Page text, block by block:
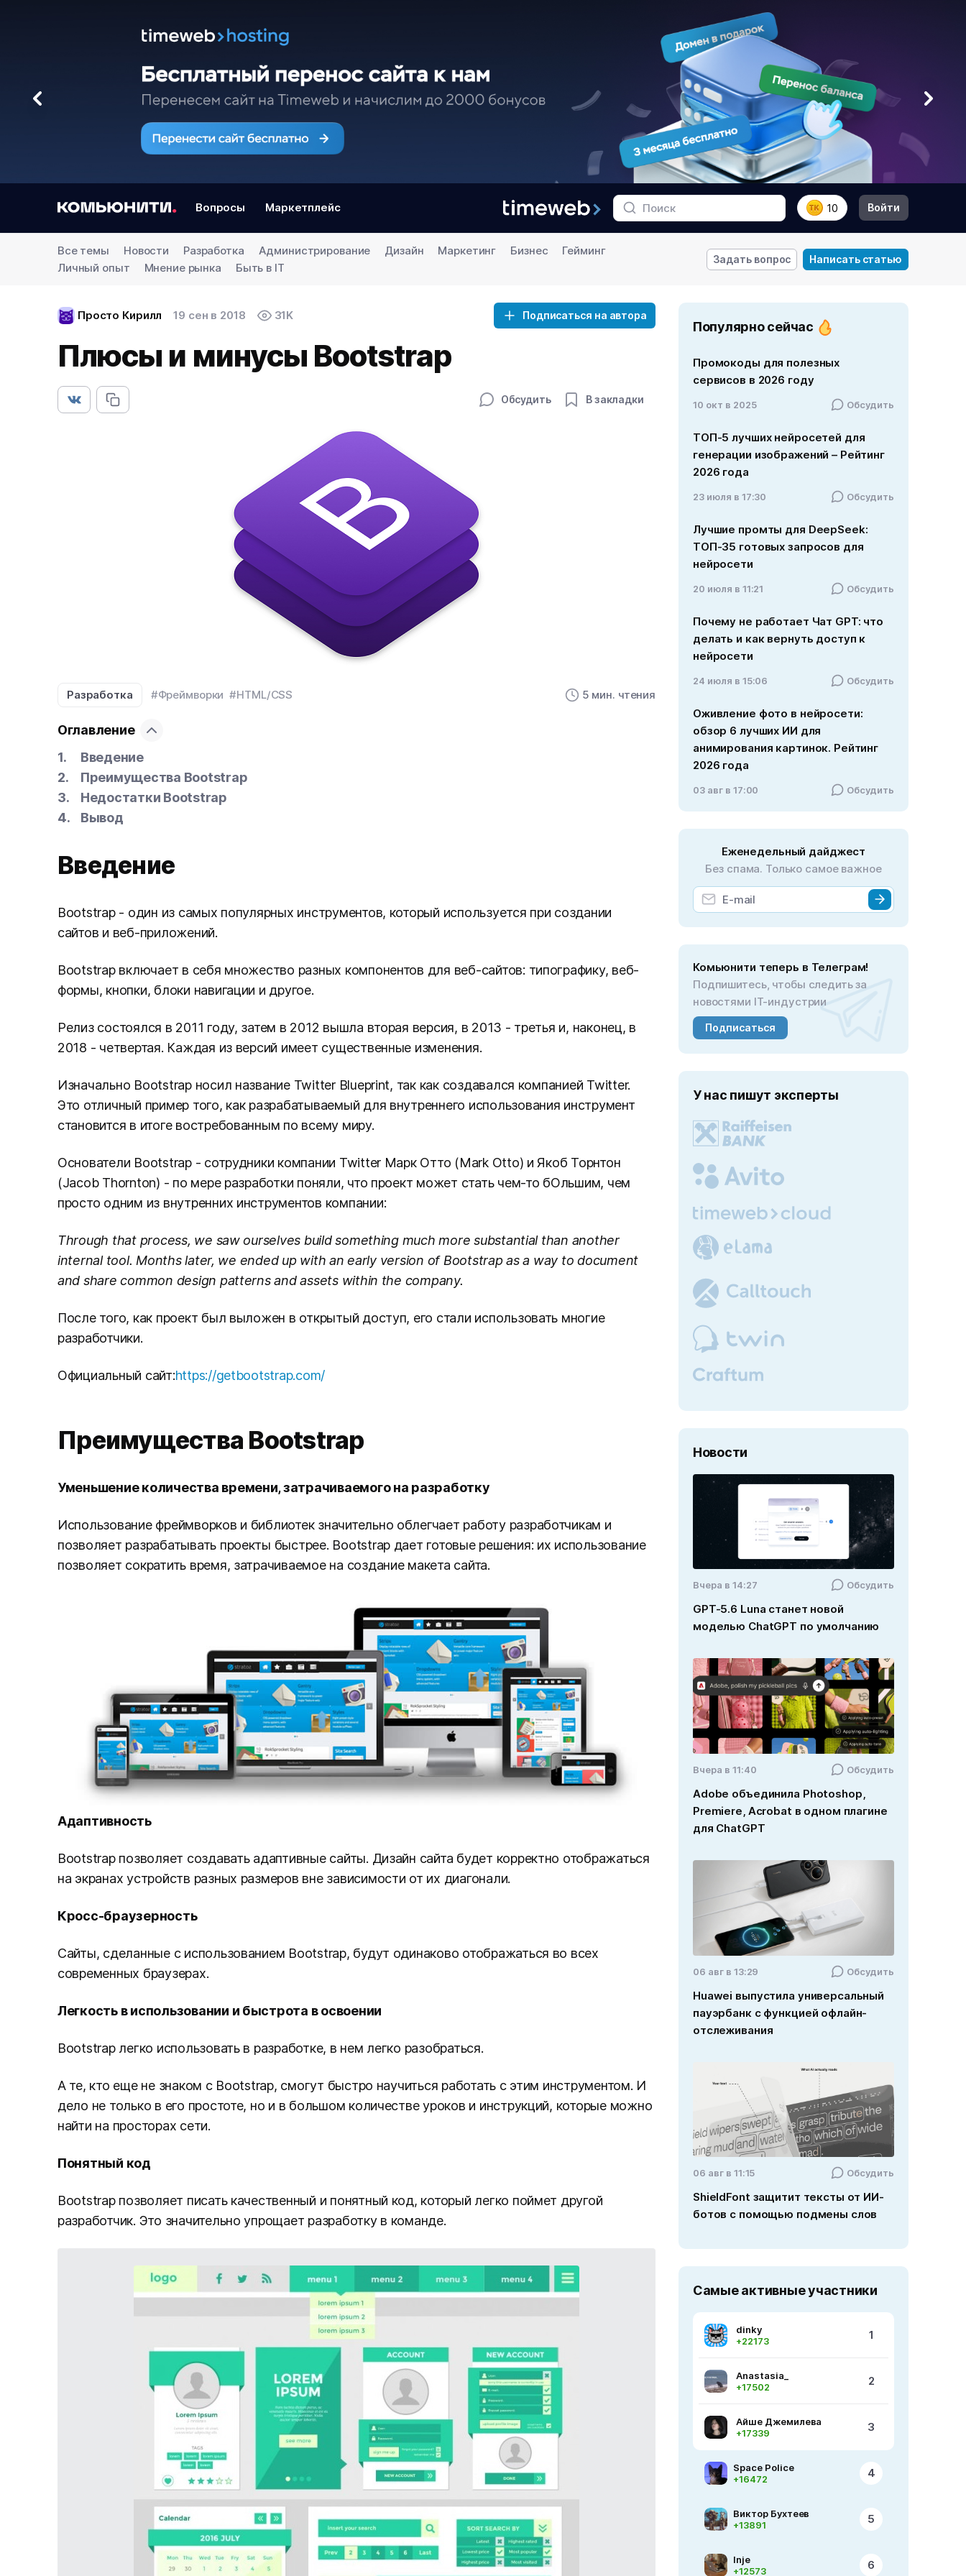
Вопросы Маркетплейс 10 Войти
Все темы Новости Разработка Администрирование Дизайн Маркетинг Бизнес
Гейминг
Личный опыт
Мнение рынка Быть в IT
Задать вопрос Написать статью
Просто Кирилл 19 сен в 2018 31K Подписаться на автора
Плюсы и минусы Bootstrap
Обсудить В закладки
Разработка #Фреймворки #HTML/CSS 5 мин. чтения
Оглавление
Введение
Преимущества Bootstrap
Недостатки Bootstrap
Вывод
Введение
Bootstrap - один из самых популярных инструментов, который используется при создании
сайтов и веб-приложений.
Bootstrap включает в себя множество разных компонентов для веб-сайтов: типографику, веб-
формы, кнопки, блоки навигации и другое.
Релиз состоялся в 2011 году, затем в 2012 вышла вторая версия, в 2013 - третья и, наконец, в
2018 - четвертая. Каждая из версий имеет существенные изменения.
Изначально Bootstrap носил название Twitter Blueprint, так как создавался компанией Twitter.
Это отличный пример того, как разрабатываемый для внутреннего использования инструмент
становится в итоге востребованным по всему миру.
Основатели Bootstrap - сотрудники компании Twitter Марк Отто (Mark Otto) и Якоб Торнтон
(Jacob Thornton) - по мере разработки поняли, что проект может стать чем-то бОльшим, чем
просто одним из внутренних инструментов компании:
Through that process, we saw ourselves build something much more substantial than another
internal tool. Months later, we ended up with an early version of Bootstrap as a way to document
and share common design patterns and assets within the company.
После того, как проект был выложен в открытый доступ, его стали использовать многие
разработчики.
Официальный сайт:https://getbootstrap.com/
Преимущества Bootstrap
Уменьшение количества времени, затрачиваемого на разработку
Использование фреймворков и библиотек значительно облегчает работу разработчикам и
позволяет разрабатывать проекты быстрее. Bootstrap дает готовые решения: их использование
позволяет сократить время, затрачиваемое на создание макета сайта.
Адаптивность
Bootstrap позволяет создавать адаптивные сайты. Дизайн сайта будет корректно отображаться
на экранах устройств разных размеров вне зависимости от их диагонали.
Кросс-браузерность
Сайты, сделанные с использованием Bootstrap, будут одинаково отображаться во всех
современных браузерах.
Легкость в использовании и быстрота в освоении
Bootstrap легко использовать в разработке, в нем легко разобраться.
А те, кто еще не знаком с Bootstrap, смогут быстро научиться работать с этим инструментом. И
дело не только в его простоте, но и в большом количестве уроков и инструкций, которые можно
найти на просторах сети.
Понятный код
Bootstrap позволяет писать качественный и понятный код, который легко поймет другой
разработчик. Это значительно упрощает разработку в команде.
Популярно сейчас
Промокоды для полезных
сервисов в 2026 году
10 окт в 2025 Обсудить
ТОП-5 лучших нейросетей для
генерации изображений – Рейтинг
2026 года
23 июля в 17:30 Обсудить
Лучшие промты для DeepSeek:
ТОП-35 готовых запросов для
нейросети
20 июля в 11:21 Обсудить
Почему не работает Чат GPT: что
делать и как вернуть доступ к
нейросети
24 июля в 15:06 Обсудить
Оживление фото в нейросети:
обзор 6 лучших ИИ для
анимирования картинок. Рейтинг
2026 года
03 авг в 17:00 Обсудить
Еженедельный дайджест
Без спама. Только самое важное
Комьюнити теперь в Телеграм!
Подпишитесь, чтобы следить за
новостями IT-индустрии
Подписаться
У нас пишут эксперты
Новости
Вчера в 14:27 Обсудить
GPT-5.6 Luna станет новой
моделью ChatGPT по умолчанию
Вчера в 11:40 Обсудить
Adobe объединила Photoshop,
Premiere, Acrobat в одном плагине
для ChatGPT
06 авг в 13:29 Обсудить
Huawei выпустила универсальный
пауэрбанк с функцией офлайн-
отслеживания
06 авг в 11:15 Обсудить
ShieldFont защитит тексты от ИИ-
ботов с помощью подмены слов
Самые активные участники
dinky
+22173
1
Anastasia_
+17502
2
Айше Джемилева
+17339
3
Space Police
+16472
4
Виктор Бухтеев
+13891
5
Inje
+12573
6